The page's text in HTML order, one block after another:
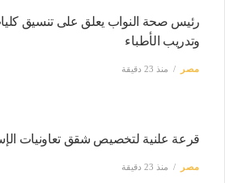
رئيس صحة النواب يعلق على تنسيق
وتدريب الأطباء
مصر منذ 23 دقيقة
قرعة علنية لتخصيص شقق تعاونيات
مصر منذ 23 دقيقة